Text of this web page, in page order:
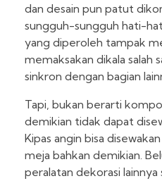
dan desain pun patut
sungguh-sungguh hati-
yang diperoleh tampak
memaksakan dikala salah
sinkron dengan bagian
Tapi, bukan berarti
demikian tidak dapat
Kipas angin bisa
meja bahkan demikian.
peralatan dekorasi